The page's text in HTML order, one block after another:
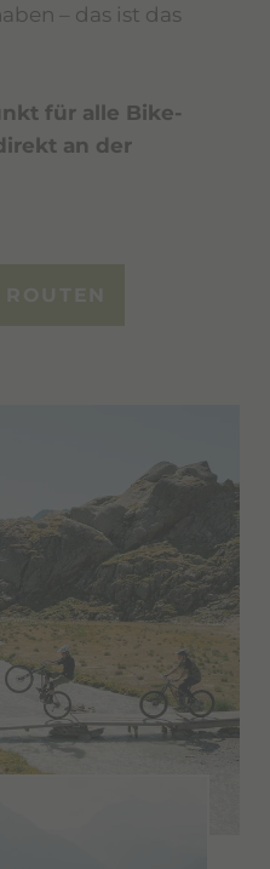
– das ist das
für alle Bike-
an der